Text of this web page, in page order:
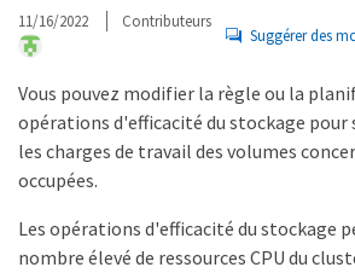
11/16/2022 Contributeurs
Suggérer des
Vous pouvez modifier la règle ou la
opérations d'efficacité du stockage pour
les charges de travail des volumes
occupées.
Les opérations d'efficacité du stockage
nombre élevé de ressources CPU du